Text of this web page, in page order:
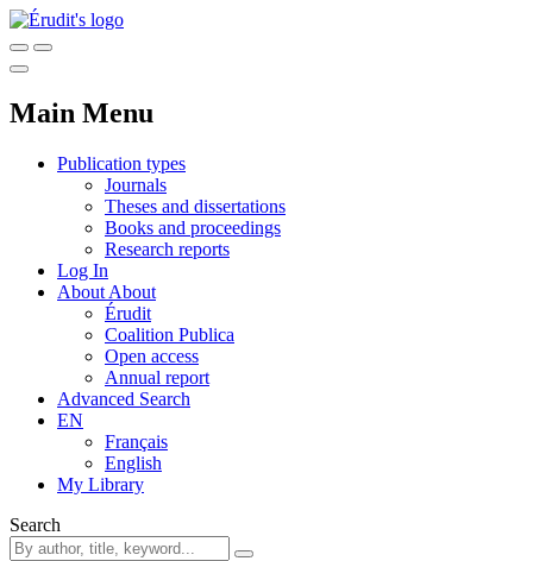
Main Menu
Publication types
Journals
Theses and dissertations
Books and proceedings
Research reports
Log In
About About
Érudit
Coalition Publica
Open access
Annual report
Advanced Search
EN
Français
English
My Library
Search